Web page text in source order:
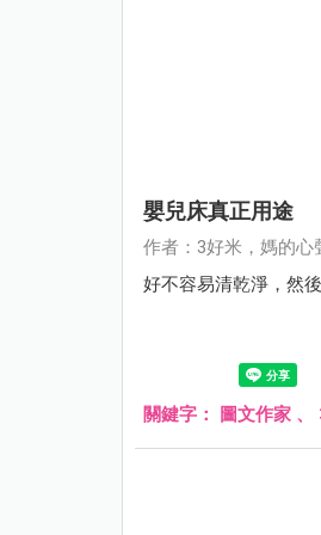
嬰兒床真正用途
作者：3好米，媽的心
好不容易清乾淨，然
關鍵字： 圖文作家 、